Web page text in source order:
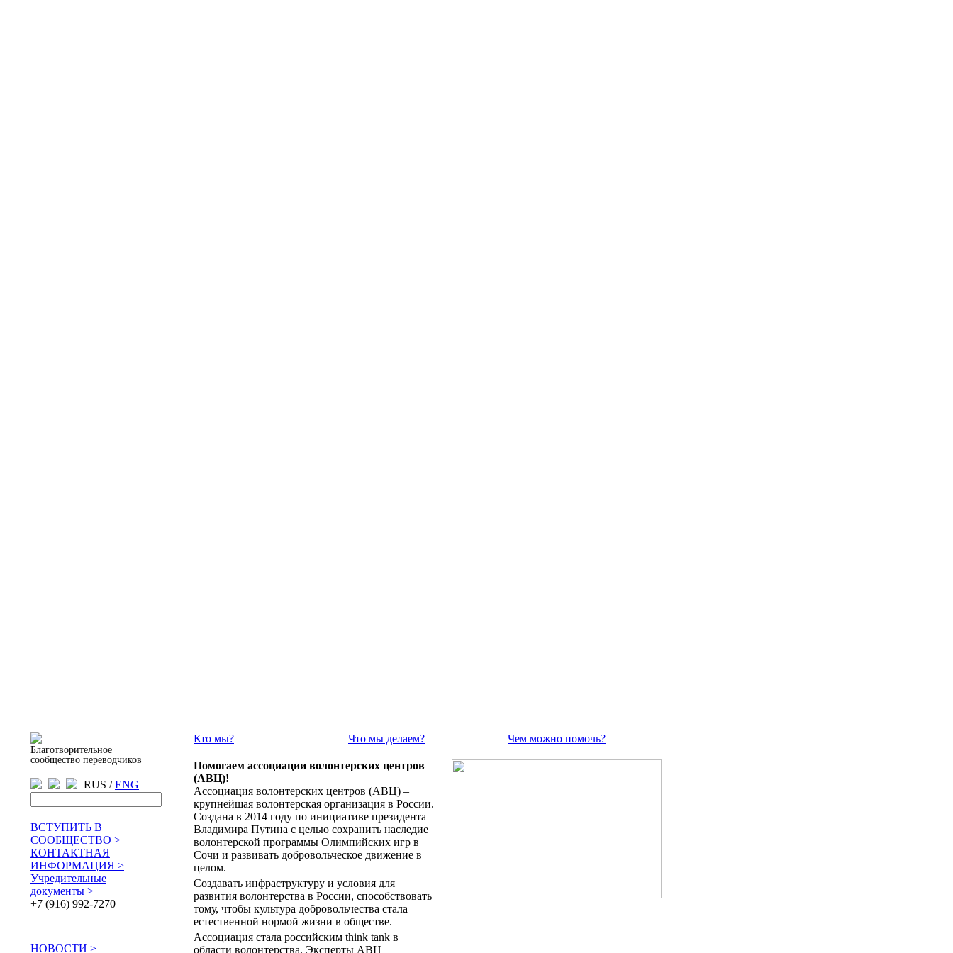
Благотворительное
сообщество переводчиков
RUS /ENG
ВСТУПИТЬ В
СООБЩЕСТВО >
КОНТАКТНАЯ
ИНФОРМАЦИЯ >
Учредительные
документы >
+7 (916) 992-7270
НОВОСТИ >
Кто мы? Что мы делаем? Чем можно помочь?
Помогаем ассоциации волонтерских центров
(АВЦ)!
Ассоциация волонтерских центров (АВЦ) –
крупнейшая волонтерская организация в России.
Создана в 2014 году по инициативе президента
Владимира Путина с целью сохранить наследие
волонтерской программы Олимпийских игр в
Сочи и развивать добровольческое движение в
целом.
Создавать инфраструктуру и условия для
развития волонтерства в России, способствовать
тому, чтобы культура добровольчества стала
естественной нормой жизни в обществе.
Ассоциация стала российским think tank в
области волонтерства. Эксперты АВЦ